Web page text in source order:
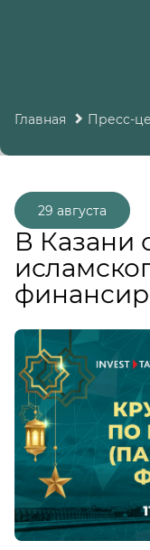
Главная Пресс-
В Казани
29 августа